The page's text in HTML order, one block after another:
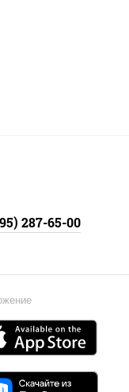
287-65-00